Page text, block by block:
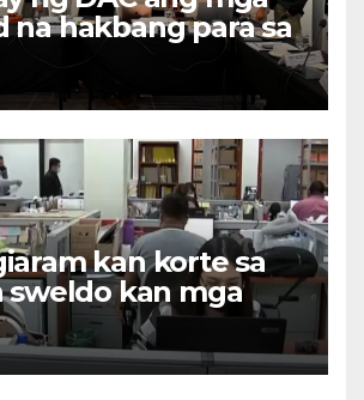
na hakbang para sa
pag-unlad ng
kan korte sa
sweldo kan mga
sa ley asin